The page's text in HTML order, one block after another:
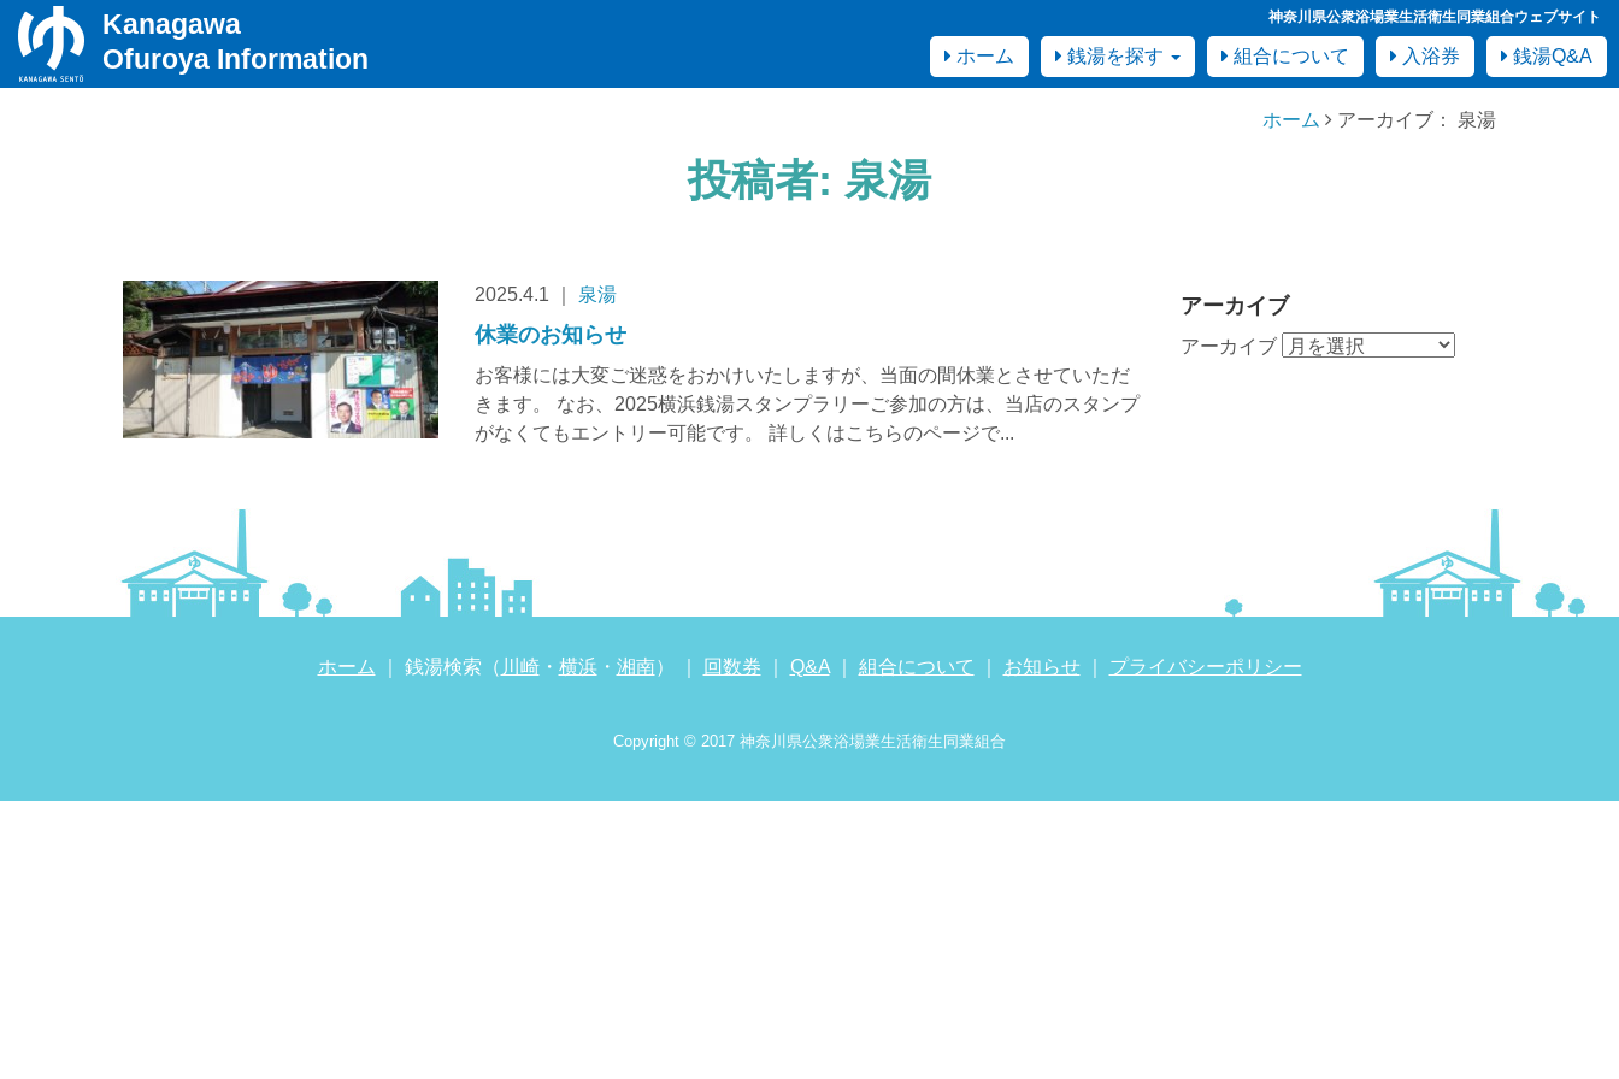
Kanagawa
Ofuroya Information
神奈川県公衆浴場業生活衛生同業組合ウェブサイト
ホーム 銭湯を探す 組合について 入浴券 銭湯Q&A
ホーム アーカイブ： 泉湯
投稿者: 泉湯
2025.4.1 ｜ 泉湯
休業のお知らせ
お客様には大変ご迷惑をおかけいたしますが、当面の間休業とさせていただ
きます。 なお、2025横浜銭湯スタンプラリーご参加の方は、当店のスタンプ
がなくてもエントリー可能です。 詳しくはこちらのページで...
アーカイブ
アーカイブ
ホーム ｜ 銭湯検索（ 川崎・ 横浜・ 湘南） ｜ 回数券 Q&A｜ 組合について お知らせ｜ プライバシーポリシー
Copyright © 2017 神奈川県公衆浴場業生活衛生同業組合